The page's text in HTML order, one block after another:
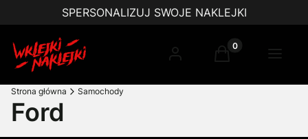
SPERSONALIZUJ SWOJE NAKLEJKI
Zaloguj sięProdukty w
Koszyk Menu
Strona główna Samochody
Ford